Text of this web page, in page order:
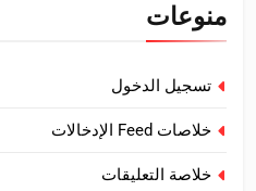
منوعات
تسجيل الدخول
خلاصات Feed الإدخالات
خلاصة التعليقات